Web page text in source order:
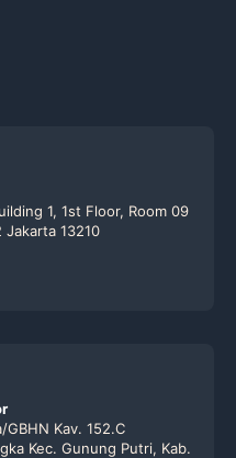
1, 1st Floor, Room 09
13210
Kav. 152.C
Kec. Gunung Putri, Kab.